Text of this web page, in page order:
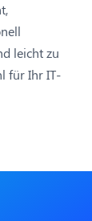
leicht zu
für Ihr IT-